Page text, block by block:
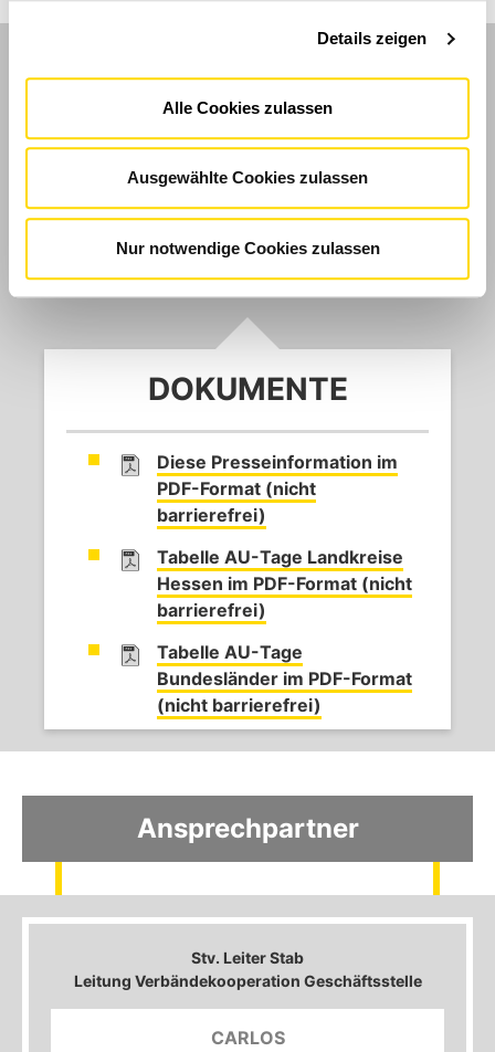
Details zeigen
Alle Cookies zulassen
Ausgewählte Cookies zulassen
Nur notwendige Cookies zulassen
WEITERE INFOR­MATIONEN
Hier finden Sie ergänzendes Material,
interessante Links zu Seiten unserer Partner
und Dokumente.
DOKUMENTE
Diese Presseinformation im
PDF-Format (nicht
barrierefrei)
Tabelle AU-Tage Landkreise
Hessen im PDF-Format (nicht
barrierefrei)
Tabelle AU-Tage
Bundesländer im PDF-Format
(nicht barrierefrei)
Ansprechpartner
Stv. Leiter Stab
Leitung Verbändekooperation Geschäftsstelle
CARLOS